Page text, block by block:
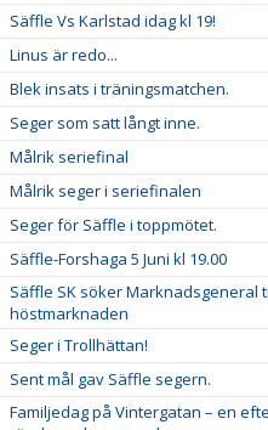
Säffle Vs Karlstad idag kl 19!
Linus är redo...
Blek insats i träningsmatchen.
Seger som satt långt inne.
Målrik seriefinal
Målrik seger i seriefinalen
Seger för Säffle i toppmötet.
Säffle-Forshaga 5 Juni kl 19.00
Säffle SK söker Marknadsgeneral
höstmarknaden
Seger i Trollhättan!
Sent mål gav Säffle segern.
Familjedag på Vintergatan – en